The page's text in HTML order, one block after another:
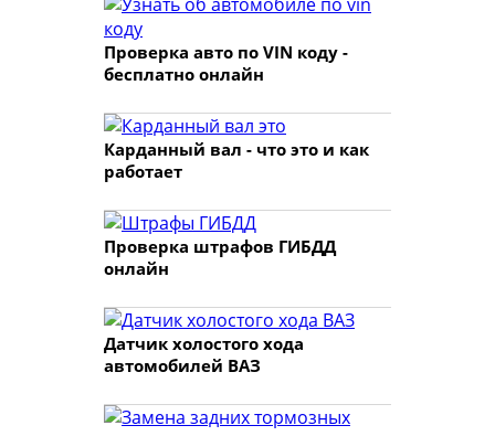
Проверка авто по VIN коду -
бесплатно онлайн
Карданный вал - что это и как
работает
Проверка штрафов ГИБДД
онлайн
Датчик холостого хода
автомобилей ВАЗ